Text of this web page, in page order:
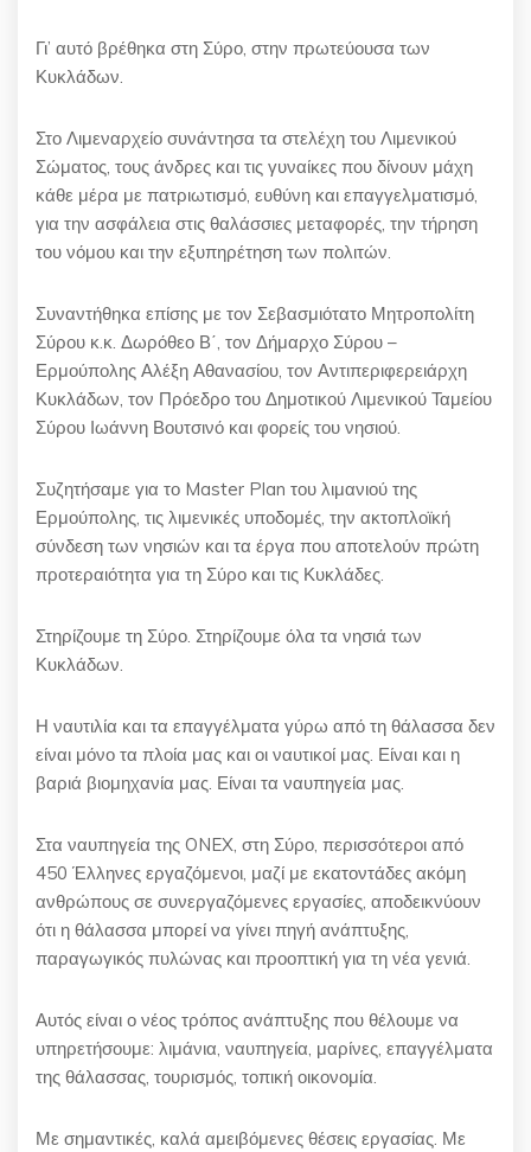
Γι’ αυτό βρέθηκα στη Σύρο, στην πρωτεύουσα των
Κυκλάδων.
Στο Λιμεναρχείο συνάντησα τα στελέχη του Λιμενικού
Σώματος, τους άνδρες και τις γυναίκες που δίνουν μάχη
κάθε μέρα με πατριωτισμό, ευθύνη και επαγγελματισμό,
για την ασφάλεια στις θαλάσσιες μεταφορές, την τήρηση
του νόμου και την εξυπηρέτηση των πολιτών.
Συναντήθηκα επίσης με τον Σεβασμιότατο Μητροπολίτη
Σύρου κ.κ. Δωρόθεο Β΄, τον Δήμαρχο Σύρου –
Ερμούπολης Αλέξη Αθανασίου, τον Αντιπεριφερειάρχη
Κυκλάδων, τον Πρόεδρο του Δημοτικού Λιμενικού Ταμείου
Σύρου Ιωάννη Βουτσινό και φορείς του νησιού.
Συζητήσαμε για το Master Plan του λιμανιού της
Ερμούπολης, τις λιμενικές υποδομές, την ακτοπλοϊκή
σύνδεση των νησιών και τα έργα που αποτελούν πρώτη
προτεραιότητα για τη Σύρο και τις Κυκλάδες.
Στηρίζουμε τη Σύρο. Στηρίζουμε όλα τα νησιά των
Κυκλάδων.
Η ναυτιλία και τα επαγγέλματα γύρω από τη θάλασσα δεν
είναι μόνο τα πλοία μας και οι ναυτικοί μας. Είναι και η
βαριά βιομηχανία μας. Είναι τα ναυπηγεία μας.
Στα ναυπηγεία της ONEX, στη Σύρο, περισσότεροι από
450 Έλληνες εργαζόμενοι, μαζί με εκατοντάδες ακόμη
ανθρώπους σε συνεργαζόμενες εργασίες, αποδεικνύουν
ότι η θάλασσα μπορεί να γίνει πηγή ανάπτυξης,
παραγωγικός πυλώνας και προοπτική για τη νέα γενιά.
Αυτός είναι ο νέος τρόπος ανάπτυξης που θέλουμε να
υπηρετήσουμε: λιμάνια, ναυπηγεία, μαρίνες, επαγγέλματα
της θάλασσας, τουρισμός, τοπική οικονομία.
Με σημαντικές, καλά αμειβόμενες θέσεις εργασίας. Με